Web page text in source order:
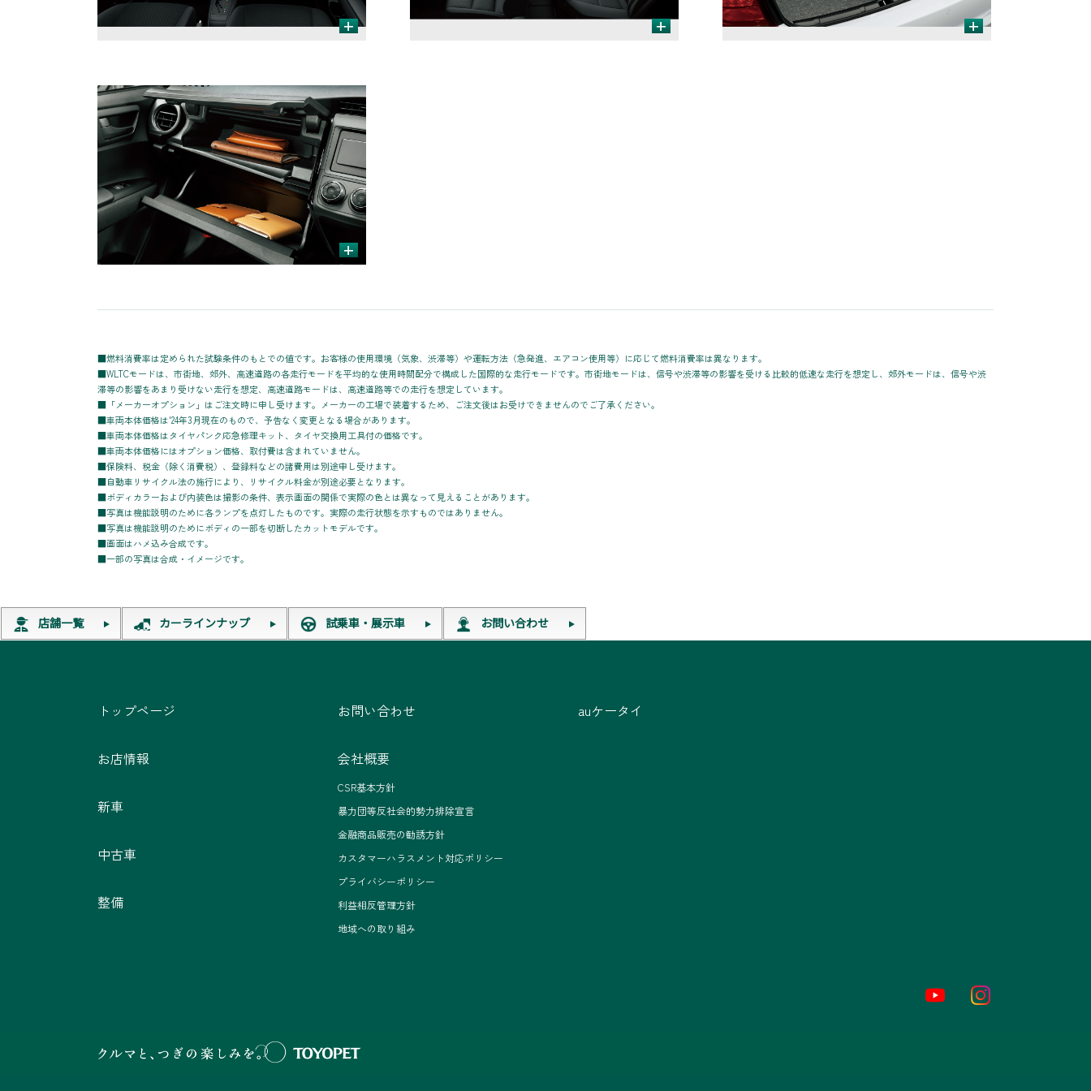
+ + +
+
■燃料消費率は定められた試験条件のもとでの値です。お客様の使用環境（気象、渋滞等）や運転方法（急発進、エアコン使用等）に応じて燃料消費率は異なります。
■WLTCモードは、市街地、郊外、高速道路の各走行モードを平均的な使用時間配分で構成した国際的な走行モードです。市街地モードは、信号や渋滞等の影響を受ける比較的低速な走行を想定し、郊外モードは、信号や渋
滞等の影響をあまり受けない走行を想定、高速道路モードは、高速道路等での走行を想定しています。
■「メーカーオプション」はご注文時に申し受けます。メーカーの工場で装着するため、ご注文後はお受けできませんのでご了承ください。
■車両本体価格は'24年3月現在のもので、予告なく変更となる場合があります。
■車両本体価格はタイヤパンク応急修理キット、タイヤ交換用工具付の価格です。
■車両本体価格にはオプション価格、取付費は含まれていません。
■保険料、税金（除く消費税）、登録料などの諸費用は別途申し受けます。
■自動車リサイクル法の施行により、リサイクル料金が別途必要となります。
■ボディカラーおよび内装色は撮影の条件、表示画面の関係で実際の色とは異なって見えることがあります。
■写真は機能説明のために各ランプを点灯したものです。実際の走行状態を示すものではありません。
■写真は機能説明のためにボディの一部を切断したカットモデルです。
■画面はハメ込み合成です。
■一部の写真は合成・イメージです。
店舗一覧 カーラインナップ 試乗車・展示車 お問い合わせ
トップページ
お店情報
新車
中古車
整備
お問い合わせ
会社概要
CSR基本方針
暴力団等反社会的勢力排除宣言
金融商品販売の勧誘方針
カスタマーハラスメント対応ポリシー
プライバシーポリシー
利益相反管理方針
地域への取り組み
auケータイ